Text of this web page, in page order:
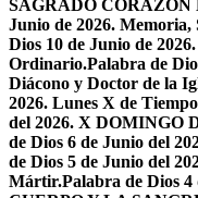
SAGRADO CORAZÓN
Junio de 2026.
Dios 10 de Junio de
Ordinario.Palabra de
Diácono y Doctor de la
2026. Lunes X de
del 2026. X DOMINGO
de Dios 6 de Junio del
de Dios 5 de Junio del
Mártir.Palabra de Dios